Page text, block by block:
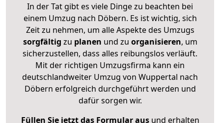
In der Tat gibt es viele Dinge zu beachten bei
einem Umzug nach Döbern. Es ist wichtig, sich
Zeit zu nehmen, um alle Aspekte des Umzugs
sorgfältig zu planen und zu organisieren, um
sicherzustellen, dass alles reibungslos verläuft.
Mit der richtigen Umzugsfirma kann ein
deutschlandweiter Umzug von Wuppertal nach
Döbern erfolgreich durchgeführt werden und
dafür sorgen wir.
Füllen Sie jetzt das Formular ausund erhalten